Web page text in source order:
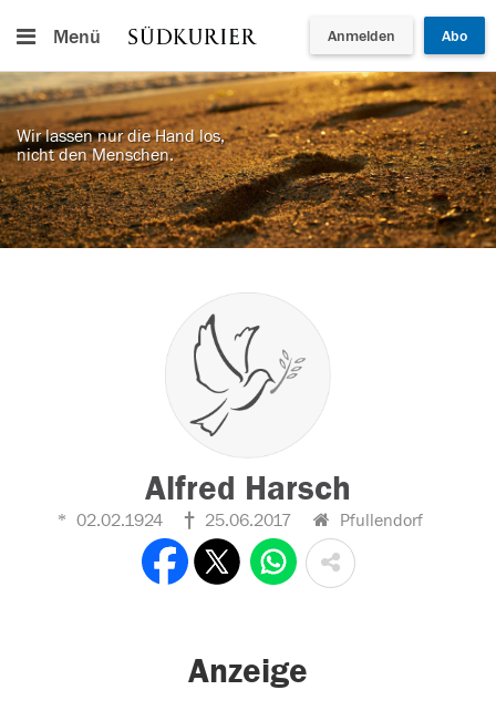
Menü Anmelden Abo
Wir lassen nur die Hand los,
nicht den Menschen.
Alfred Harsch
02.02.1924 25.06.2017 Pfullendorf
Anzeige